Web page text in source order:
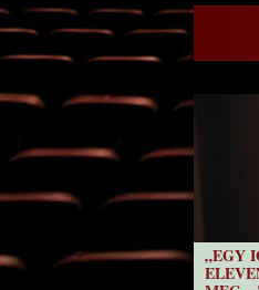
„EGY